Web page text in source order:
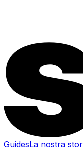
GuidesLa nostra